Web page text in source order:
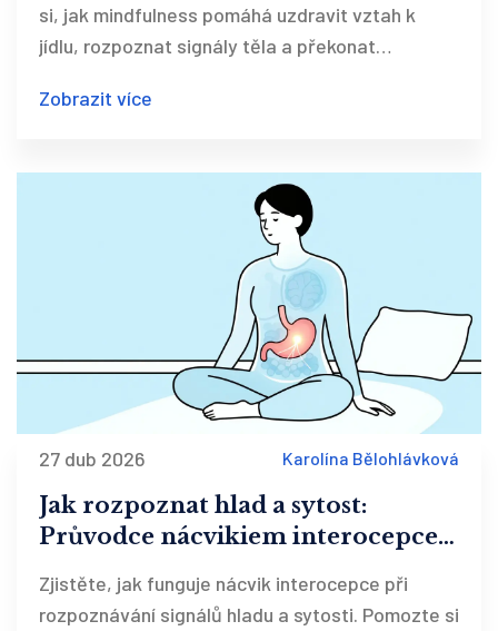
si, jak mindfulness pomáhá uzdravit vztah k
jídlu, rozpoznat signály těla a překonat
Zobrazit více
27 dub 2026 Karolína Bělohlávková
Jak rozpoznat hlad a sytost:
Průvodce nácvikiem interocepce v
Zjistěte, jak funguje nácvik interocepce při
rozpoznávání signálů hladu a sytosti. Pomozte si